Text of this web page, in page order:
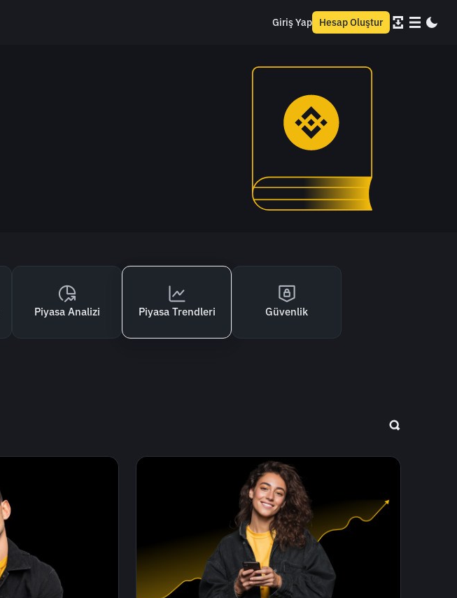
Giriş Yap Hesap Oluştur
Piyasa Analizi Piyasa Trendleri Güvenlik